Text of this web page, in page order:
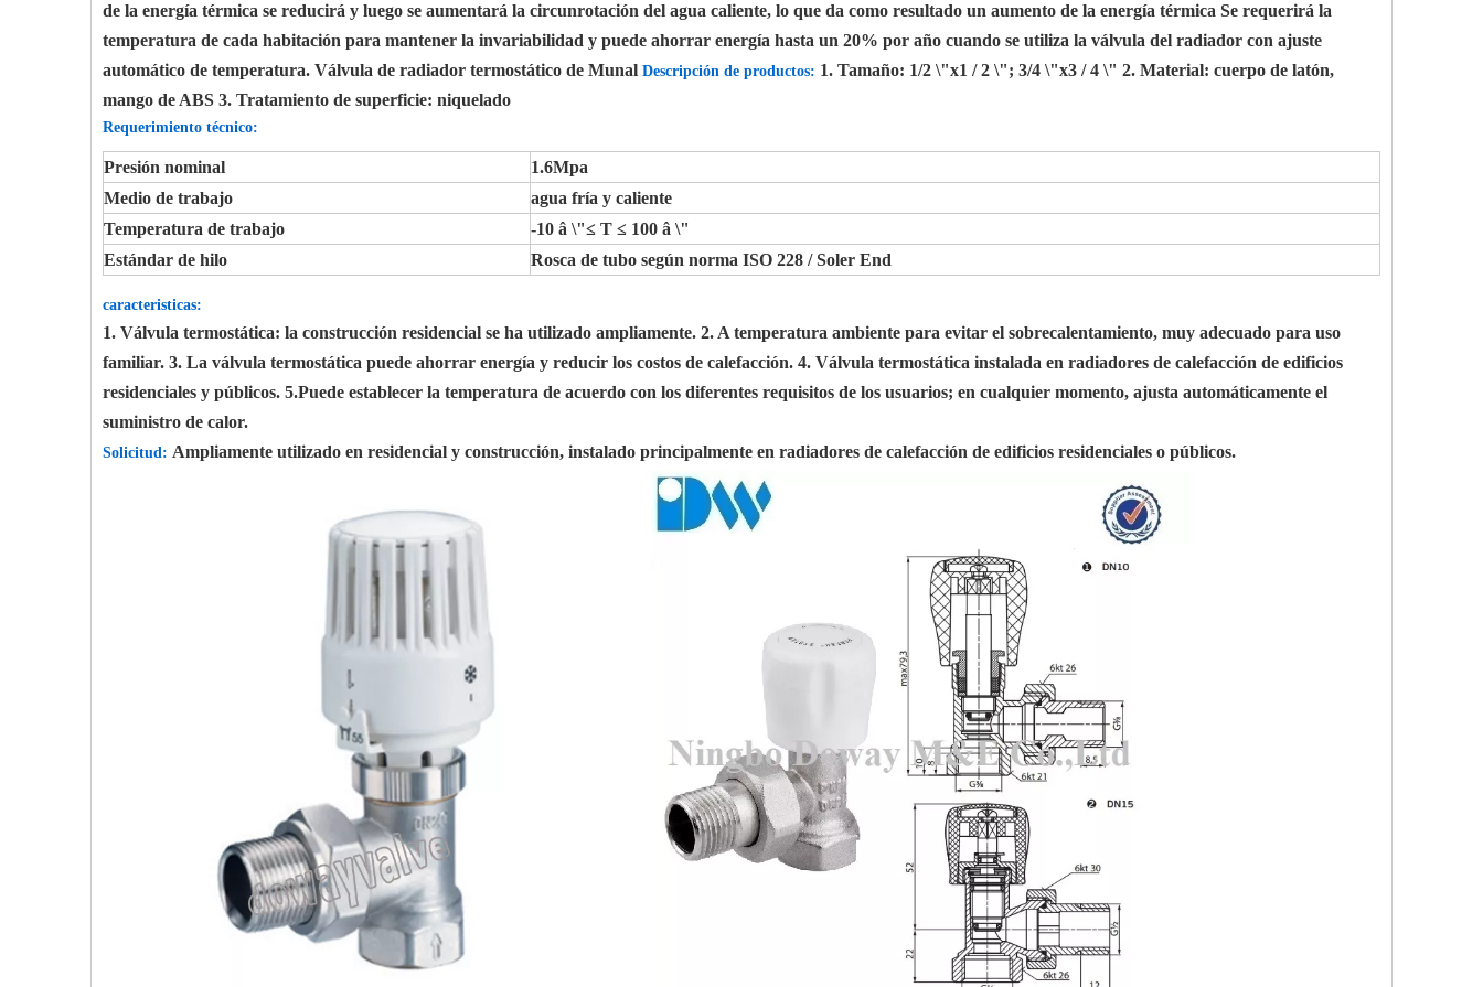
de la energía térmica se reducirá y luego se aumentará la circunrotación del agua caliente, lo que da como resultado un aumento de la energía térmica Se requerirá la
temperatura de cada habitación para mantener la invariabilidad y puede ahorrar energía hasta un 20% por año cuando se utiliza la válvula del radiador con ajuste
automático de temperatura. Válvula de radiador termostático de Munal Descripción de productos: 1. Tamaño: 1/2 \"x1 / 2 \"; 3/4 \"x3 / 4 \" 2. Material: cuerpo de latón,
mango de ABS 3. Tratamiento de superficie: niquelado
Requerimiento técnico:
Presión nominal
1.6Mpa
Medio de trabajo
agua fría y caliente
Temperatura de trabajo
-10 â \"≤ T ≤ 100 â \"
Estándar de hilo
Rosca de tubo según norma ISO 228 / Soler End
caracteristicas:
1. Válvula termostática: la construcción residencial se ha utilizado ampliamente. 2. A temperatura ambiente para evitar el sobrecalentamiento, muy adecuado para uso
familiar. 3. La válvula termostática puede ahorrar energía y reducir los costos de calefacción. 4. Válvula termostática instalada en radiadores de calefacción de edificios
residenciales y públicos. 5.Puede establecer la temperatura de acuerdo con los diferentes requisitos de los usuarios; en cualquier momento, ajusta automáticamente el
suministro de calor.
Solicitud: Ampliamente utilizado en residencial y construcción, instalado principalmente en radiadores de calefacción de edificios residenciales o públicos.